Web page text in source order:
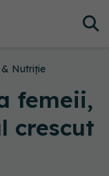
Nutriție
femeii,
crescut